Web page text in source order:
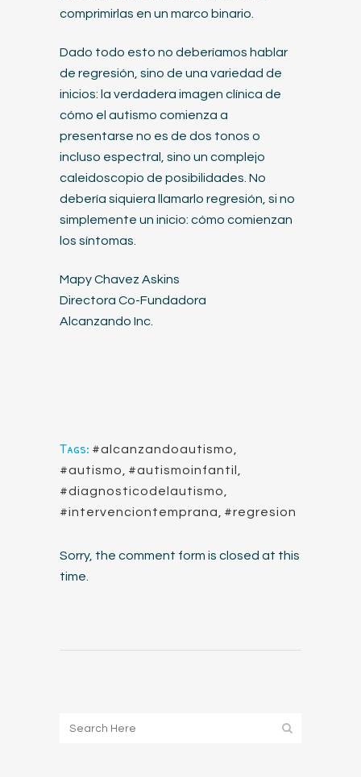
comprimirlas en un marco binario.
Dado todo esto no deberíamos hablar
de regresión, sino de una variedad de
inicios: la verdadera imagen clínica de
cómo el autismo comienza a
presentarse no es de dos tonos o
incluso espectral, sino un complejo
caleidoscopio de posibilidades. No
debería siquiera llamarlo regresión, si no
simplemente un inicio: cómo comienzan
los síntomas.
Mapy Chavez Askins
Directora Co-Fundadora
Alcanzando Inc.
Tags: #alcanzandoautismo
#autismo
#autismoinfantil
#diagnosticodelautismo
#intervenciontemprana
#regresion
Sorry, the comment form is closed at this
time.